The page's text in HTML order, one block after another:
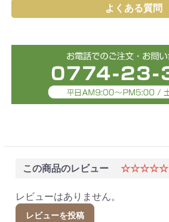
よくある質問
この商品のレビュー ☆☆☆☆☆
レビューはありません。
レビューを投稿